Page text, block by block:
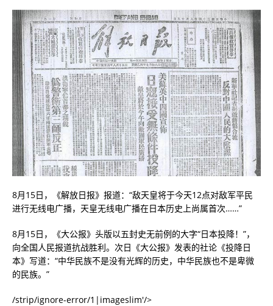
8月15日，《解放日报》报道：“敌天皇将于今天12点对敌军平民
进行无线电广播，天皇无线电广播在日本历史上尚属首次……”
8月15日，《大公报》头版以五封史无前例的大字“日本投降！”，
向全国人民报道抗战胜利。次日《大公报》发表的社论《投降日
本》写道：“中华民族不是没有光辉的历史，中华民族也不是卑微
的民族。”
/strip/ignore-error/1|imageslim'/>